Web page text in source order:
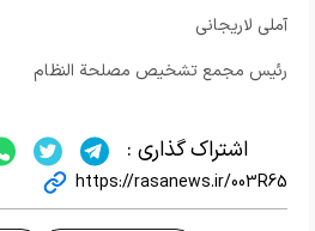
آملی لاریجانی
رئیس مجمع تشخیص مصلحة النظام
اشتراک گذاری :
https://rasanews.ir/003R65